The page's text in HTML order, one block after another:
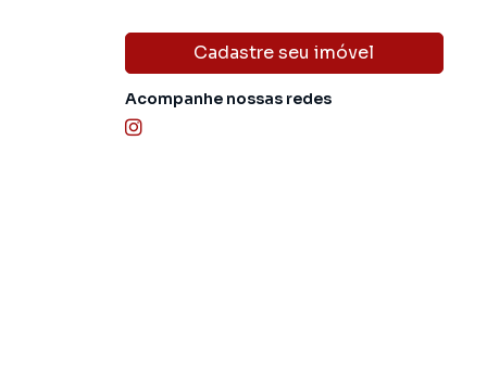
Cadastre seu imóvel
Acompanhe nossas redes